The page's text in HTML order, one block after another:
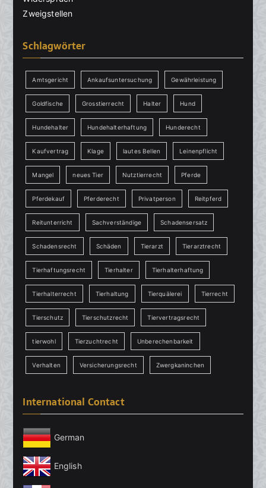
Zweigstellen
Schlagwörter
Amtsgericht Ankaufsuntersuchung Gewährleistung
Goldfische Grosstierrecht Halter Hund
Hundehalter Hundehalterhaftung Hunderecht
Kaufvertrag Klage lautes Bellen Leinenpflicht
Mangel neues Tier Nutztierrecht Pferde
Pferdekauf Pferderecht Privatperson Reitpferd
Reitunterricht Sachverständige Schadensersatz
Schadensrecht Schäden Tierarzt Tierarztrecht
Tierhaftungsrecht Tierhalter Tierhalterhaftung
Tierhalterrecht Tierhaltung Tierquälerei Tierrecht
Tierschutz Tierschutzrecht Tiervertragsrecht
tierwohl Tierzuchtrecht Unberechenbarkeit
Verhalten Versicherungsrecht Zwergkaninchen
International Contact
German
English